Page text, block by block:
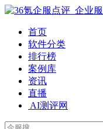
首页
软件分类
排行榜
案例库
资讯
直播
AI测评网